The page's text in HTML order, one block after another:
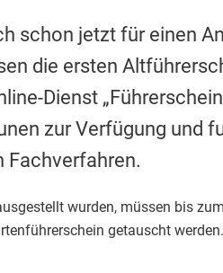
schon jetzt für einen
die ersten
Dienst
zur Verfügung und
Fachverfahren.
wurden, müssen bis zum
getauscht werden.